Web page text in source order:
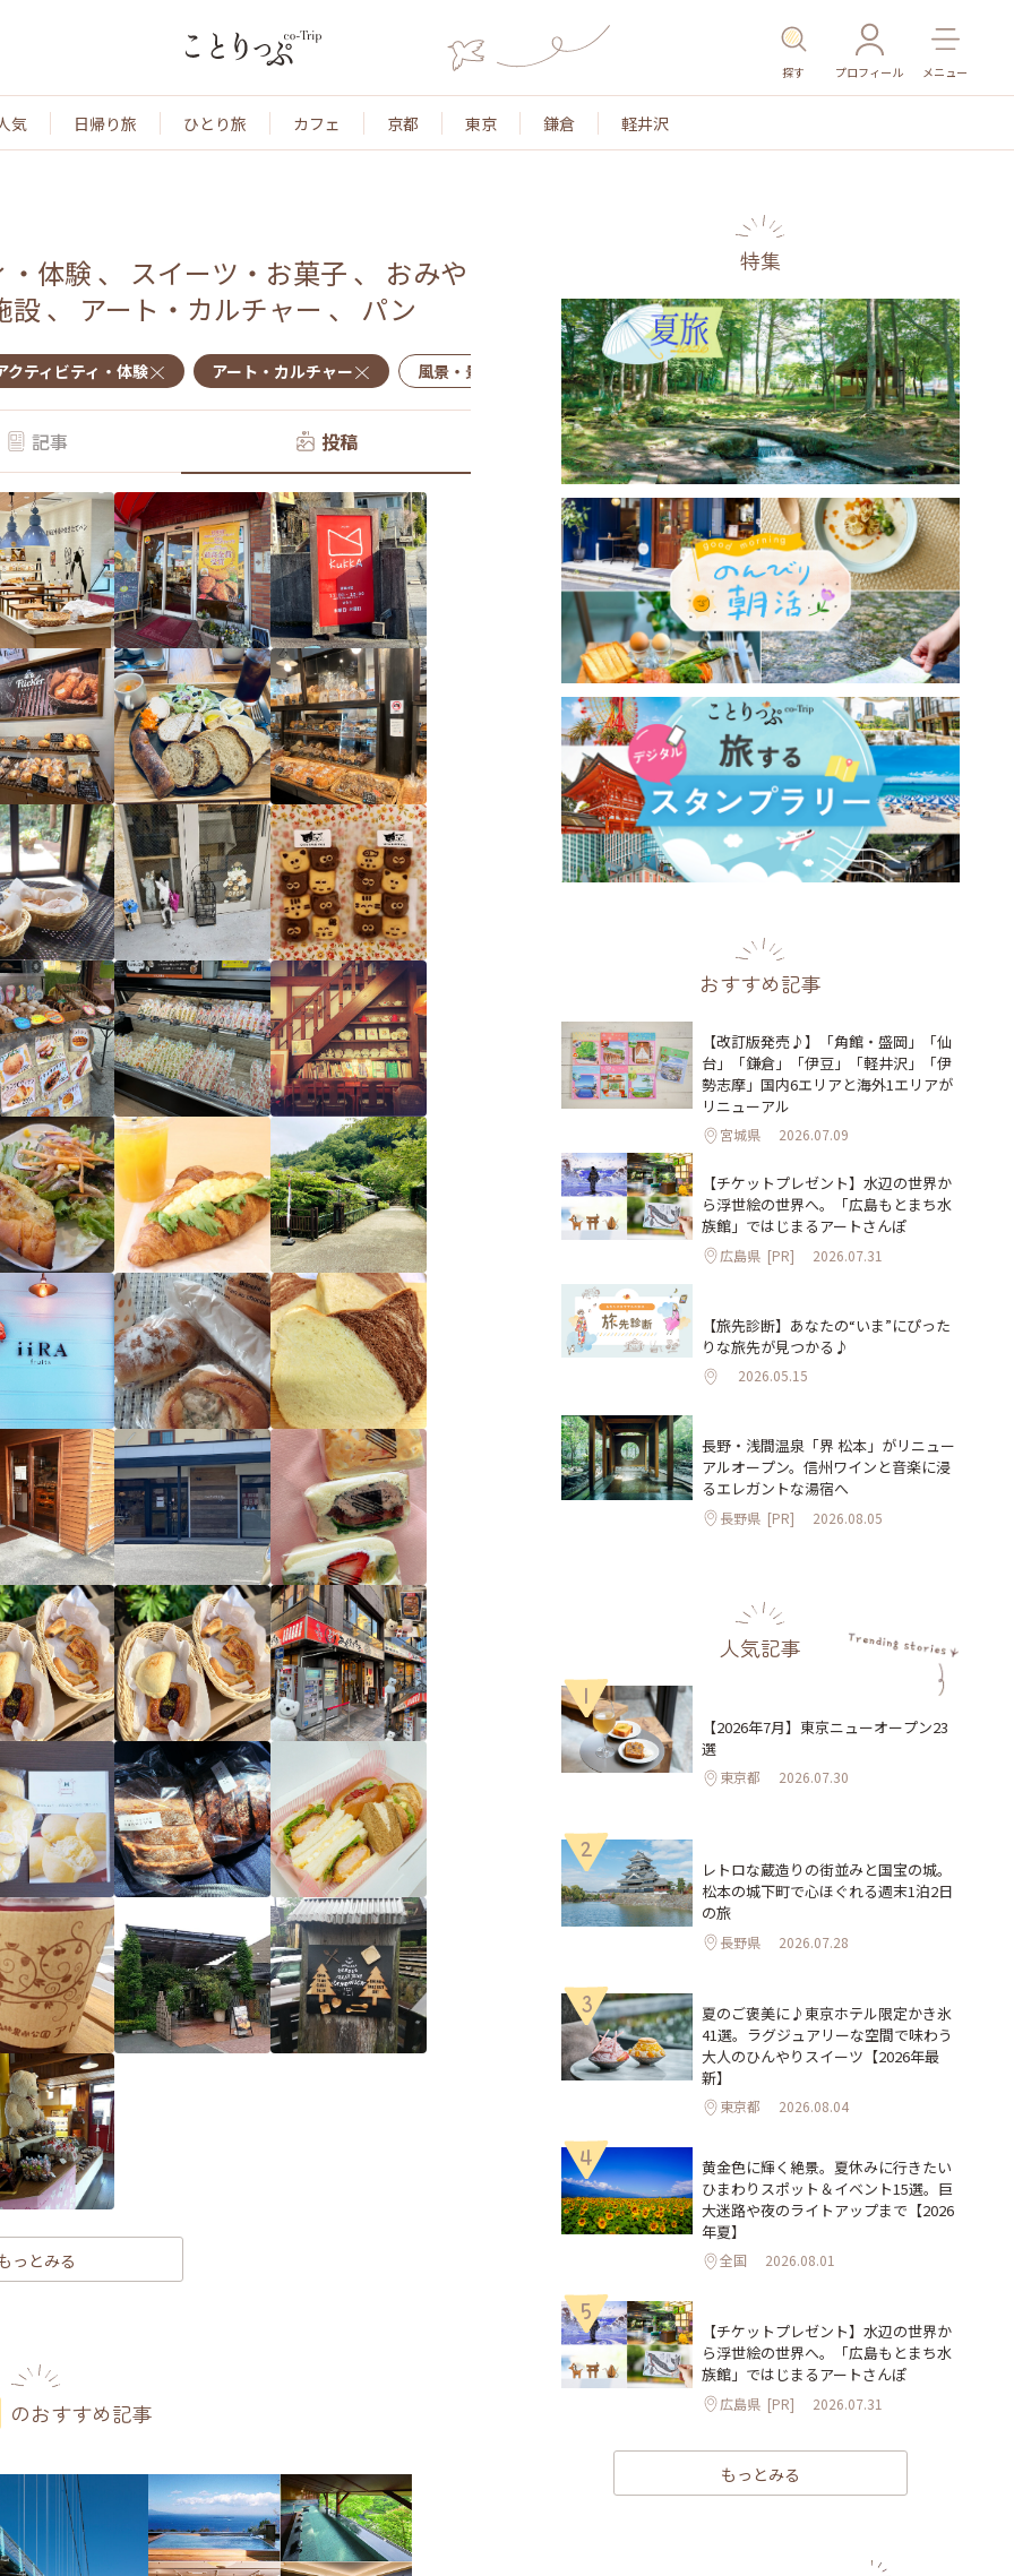
探す プロフィール メニュー
気 日帰り旅 ひとり旅 カフェ 京都 東京 鎌倉 軽井沢
・体験 、 スイーツ・お菓子 、 おみや
設、 アート・カルチャー 、 パン
クティビティ・体験 アート・カルチャー 風景・景色 名所・旧跡 温泉・スパ その他施設 ごはん
記事 投稿
っとみる
のおすすめ記事
特集
おすすめ記事
【改訂版発売♪】「角館・盛岡」「仙
台」「鎌倉」「伊豆」「軽井沢」「伊
勢志摩」国内6エリアと海外1エリアが
リニューアル
宮城県 2026.07.09
【チケットプレゼント】水辺の世界か
ら浮世絵の世界へ。「広島もとまち水
族館」ではじまるアートさんぽ
広島県 [PR] 2026.07.31
【旅先診断】あなたの“いま”にぴった
りな旅先が見つかる♪
2026.05.15
長野・浅間温泉「界 松本」がリニュー
アルオープン。信州ワインと音楽に浸
るエレガントな湯宿へ
長野県 [PR] 2026.08.05
人気記事
1
【2026年7月】東京ニューオープン23
選
東京都 2026.07.30
2
レトロな蔵造りの街並みと国宝の城。
松本の城下町で心ほぐれる週末1泊2日
の旅
長野県 2026.07.28
3
夏のご褒美に♪東京ホテル限定かき氷
41選。ラグジュアリーな空間で味わう
大人のひんやりスイーツ【2026年最
新】
東京都 2026.08.04
4
黄金色に輝く絶景。夏休みに行きたい
ひまわりスポット＆イベント15選。巨
大迷路や夜のライトアップまで【2026
年夏】
全国 2026.08.01
5
【チケットプレゼント】水辺の世界か
ら浮世絵の世界へ。「広島もとまち水
族館」ではじまるアートさんぽ
広島県 [PR] 2026.07.31
もっとみる